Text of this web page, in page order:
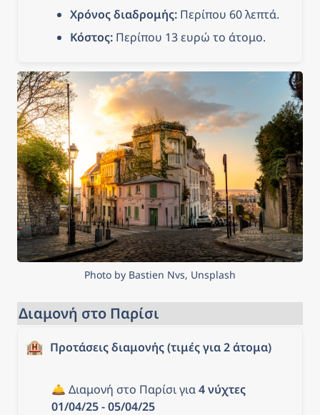
Χρόνος διαδρομής: Περίπου 60 λεπτά.
Κόστος: Περίπου 13 ευρώ το άτομο.
Photo by Bastien Nvs, Unsplash
Διαμονή στο Παρίσι
🏨 Προτάσεις διαμονής (τιμές για 2 άτομα)
🛎️ Διαμονή στο Παρίσι για 4 νύχτες
01/04/25 - 05/04/25